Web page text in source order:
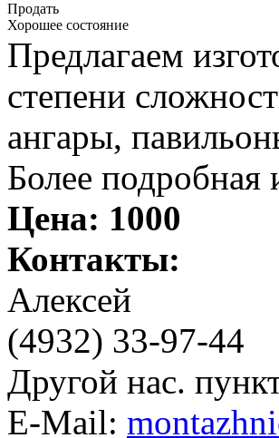
Продать
Хорошее состояние
Предлагаем
степени
ангары,
Более
Цена: 1000
Контакты:
Алексeй
(4932) 33-97-44
Другой нас.
E-Mail: